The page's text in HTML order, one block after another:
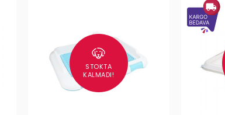
STOKTA
KALMADI!